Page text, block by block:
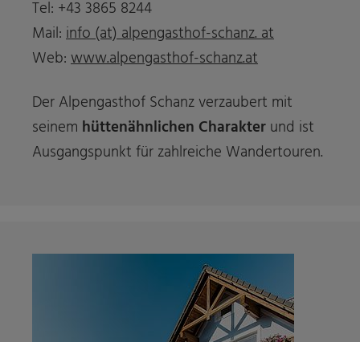
Tel: +43 3865 8244
Mail: info (at) alpengasthof-schanz. at
Web: www.alpengasthof-schanz.at
Der Alpengasthof Schanz verzaubert mit
seinem hüttenähnlichen Charakter und ist
Ausgangspunkt für zahlreiche Wandertouren.